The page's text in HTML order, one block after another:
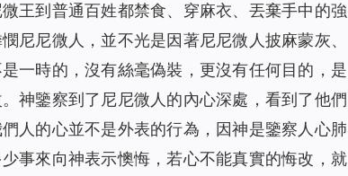
王到普通百姓都禁食、穿麻衣、丟棄手中的強
尼尼微人，並不光是因著尼尼微人披麻蒙灰、
一時的，沒有絲毫偽裝，更沒有任何目的，是
神鑒察到了尼尼微人的內心深處，看到了他們
人的心並不是外表的行為，因神是鑒察人心肺
事來向神表示懊悔，若心不能真實的悔改，就